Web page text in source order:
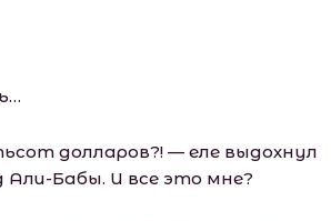
долларов?! — еле выдохнул
Бабы. И все это мне?